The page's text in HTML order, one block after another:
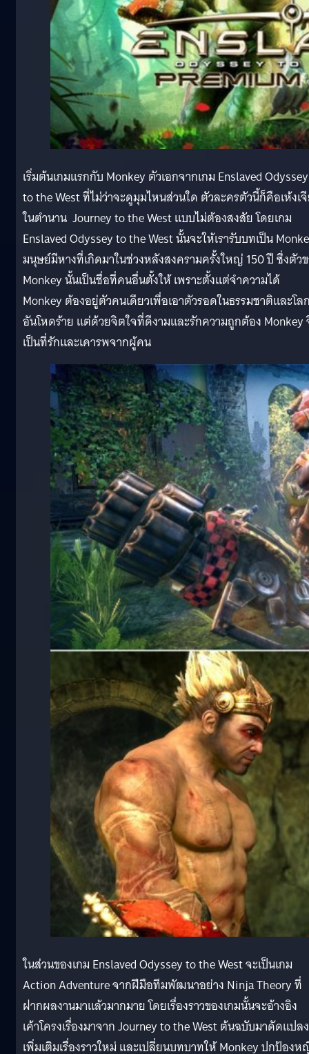
เริ่มต้นเกมแรกกับ Monkey ตัวเอกจากเกม Enslaved Odyssey
to the West ที่ไม่ว่าจะดูมุมไหนส่วนใด ตัวละครตัวนี้ก็คือเห้งเ
ในตำนาน Journey to the West แบบไม่ต้องสงสัย โดยเกม
Enslaved Odyssey to the West นั้นจะให้เรารับบทเป็น
มนุษย์มีหางที่เกิดมาในช่วงหลังสงครามครั้งใหญ่ 150 ปี ซึ่งตัว
Monkey นั้นเป็นชื่อที่คนอื่นตั้งให้ เพราะตั้งแต่จำความได้
Monkey ต้องอยู่ตัวคนเดียวเพื่อเอาตัวรอดในธรรมชาติและโล
อันโหดร้าย แต่ด้วยจิตใจที่ดีงามและรักความถูกต้อง Monkey
เป็นที่รักและเคารพจากผู้คน
ในส่วนของเกม Enslaved Odyssey to the West จะเป็นเกม
Action Adventure จากฝีมือทีมพัฒนาอย่าง Ninja Theory ที่
ฝากผลงานมาแล้วมากมาย โดยเรื่องราวของเกมนั้นจะอ้างอิง
เค้าโครงเรื่องมาจาก Journey to the West ต้นฉบับมาดัดแปลง
เพิ่มเติมเรื่องราวใหม่ และเปลี่ยนบทบาทให้ Monkey ปกป้อง